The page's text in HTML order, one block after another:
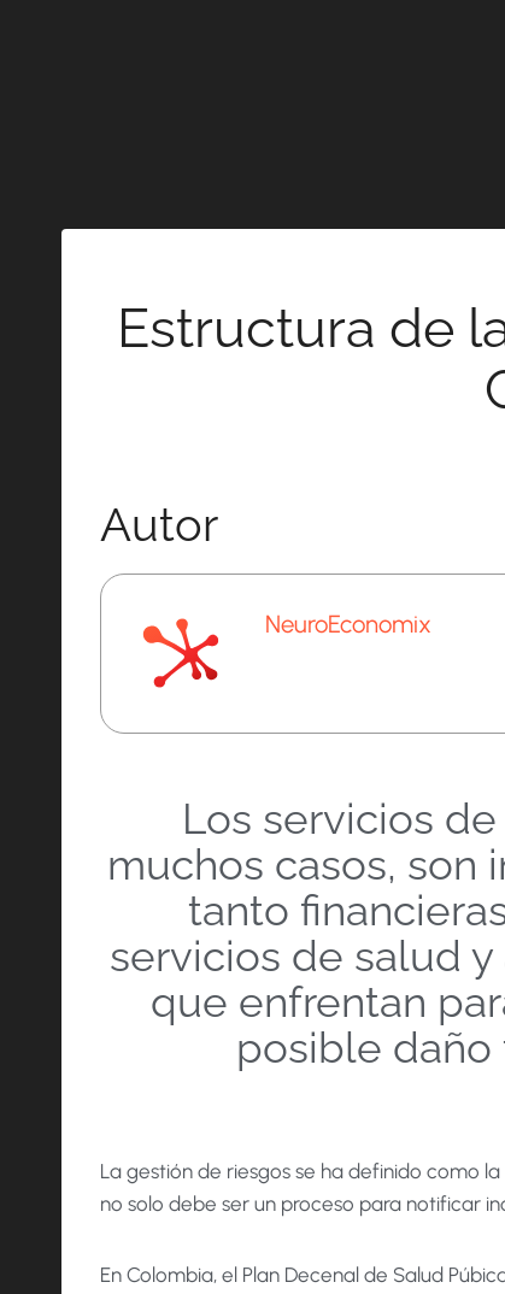
Estructura de
Autor
NeuroEconomix
Los servicios
muchos casos, son
tanto
servicios de salud
que enfrentan
posible daño
La gestión de riesgos se ha definido como
no solo debe ser un proceso para notificar
En Colombia, el Plan Decenal de Salud